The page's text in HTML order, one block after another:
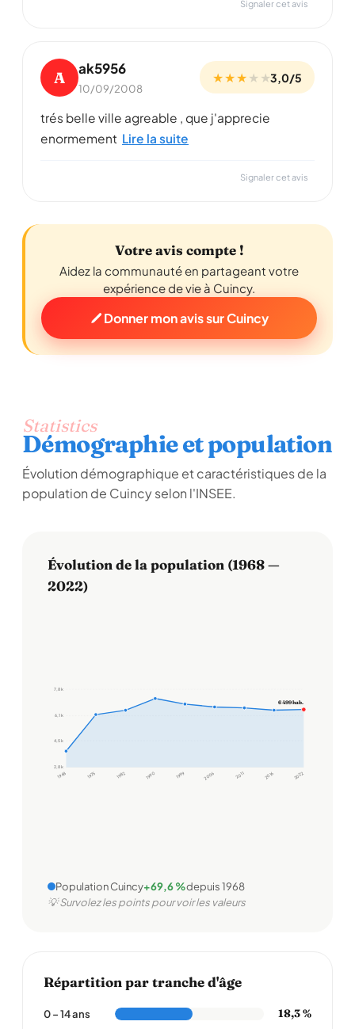
Signaler cet avis
A ak5956
10/09/2008
★ ★ ★★ ★3,0/5
trés belle ville agreable , que j'apprecie
enormement Lire la suite
Signaler cet avis
Votre avis compte !
Aidez la communauté en partageant votre
expérience de vie à Cuincy.
Donner mon avis sur Cuincy
Statistics
Démographie et population
Évolution démographique et caractéristiques de la
population de Cuincy selon l'INSEE.
Évolution de la population (1968 —
2022)
2,8 k
4,5 k
6,1 k
7,8 k
1968 1975 1982 1990 1999 2006 2011 2016 2022
6 499 hab.
Population Cuincy+69,6 %depuis 1968
💡 Survolez les points pour voir les valeurs
Répartition par tranche d'âge
0 – 14 ans 18,3 %